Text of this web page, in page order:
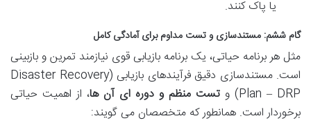
یا پاک کنند.
گام ششم: مستندسازی و تست مداوم برای آمادگی کامل
مثل هر برنامه حیاتی، یک برنامه بازیابی قوی نیازمند تمرین و بازبینی
است. مستندسازی دقیق فرآیندهای بازیابی (Disaster Recovery
Plan – DRP) و
تست منظم و دوره ای آن ها، از اهمیت حیاتی
برخوردار است. همانطور که متخصصان می گویند: